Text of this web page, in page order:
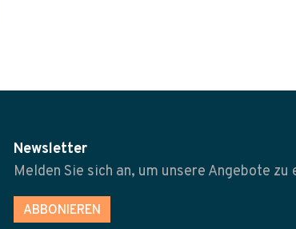
Newsletter
Melden Sie sich an, um unsere Angebote zu
ABBONIEREN